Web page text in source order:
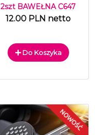
2szt BAWEŁNA C647
12.00 PLN netto
Do Koszyka